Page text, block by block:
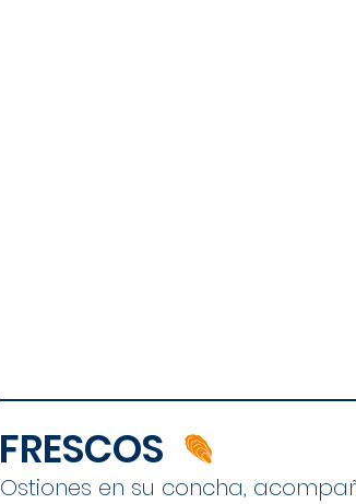
FRESCOS
Ostiones en su concha,